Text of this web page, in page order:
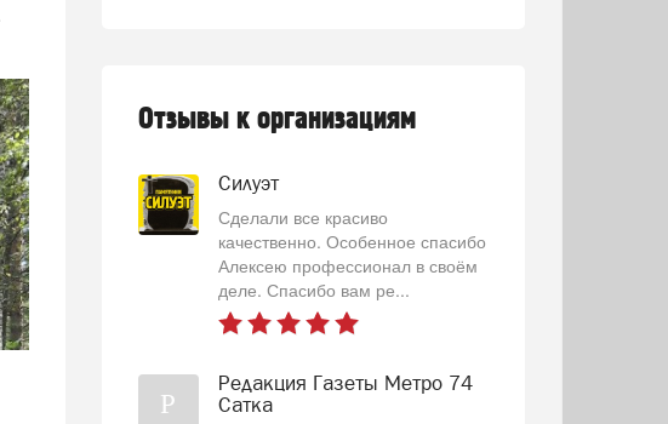
Отзывы к организациям
Силуэт
Сделали все красиво
качественно. Особенное спасибо
Алексею профессионал в своём
деле. Спасибо вам ре...
Р
Редакция Газеты Метро 74
Сатка